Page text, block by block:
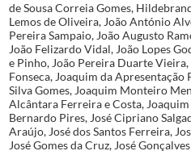
de Sousa Correia Gomes,
Lemos de Oliveira, João António
Pereira Sampaio, João Augusto
João Felizardo Vidal, João Lopes
e Pinho, João Pereira Duarte
Fonseca, Joaquim da
Silva Gomes, Joaquim Monteiro
Alcântara Ferreira e Costa,
Bernardo Pires, José Cipriano
Araújo, José dos Santos Ferreira,
José Gomes da Cruz, José